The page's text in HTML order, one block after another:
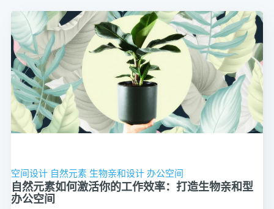
空间设计 自然元素 生物亲和设计 办公空间
自然元素如何激活你的工作效率：打造生物亲和型
办公空间